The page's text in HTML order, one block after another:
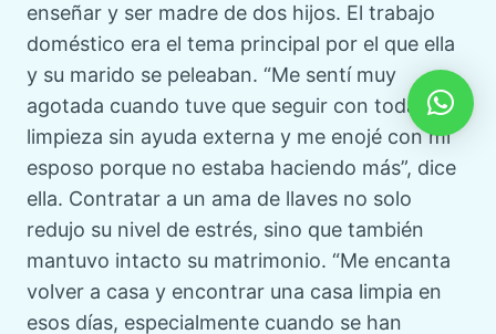
enseñar y ser madre de dos hijos. El trabajo
doméstico era el tema principal por el que ella
y su marido se peleaban. “Me sentí muy
agotada cuando tuve que seguir con toda la
limpieza sin ayuda externa y me enojé con mi
esposo porque no estaba haciendo más”, dice
ella. Contratar a un ama de llaves no solo
redujo su nivel de estrés, sino que también
mantuvo intacto su matrimonio. “Me encanta
volver a casa y encontrar una casa limpia en
esos días, especialmente cuando se han